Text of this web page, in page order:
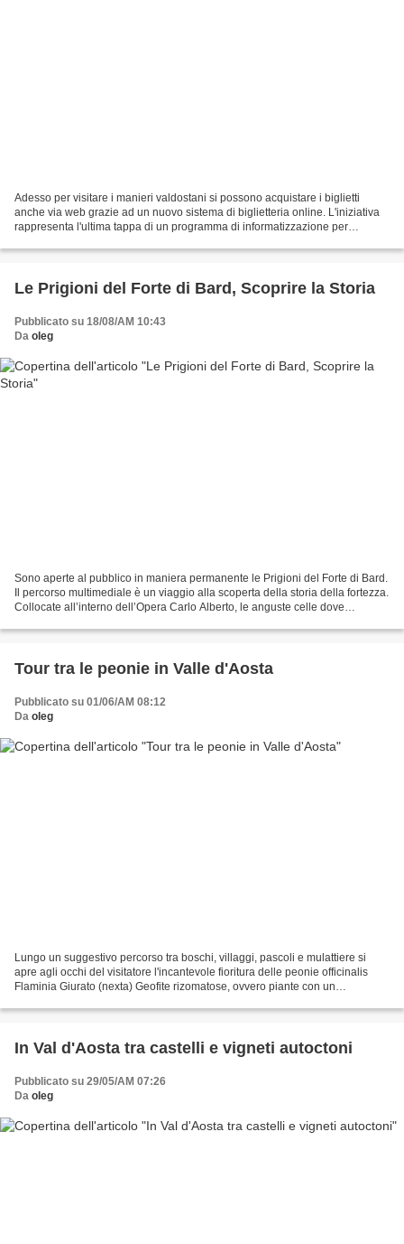
Adesso per visitare i manieri valdostani si possono acquistare i biglietti
anche via web grazie ad un nuovo sistema di biglietteria online. L'iniziativa
rappresenta l'ultima tappa di un programma di informatizzazione per
Le Prigioni del Forte di Bard, Scoprire la Storia
Pubblicato su 18/08/AM 10:43
Da oleg
Sono aperte al pubblico in maniera permanente le Prigioni del Forte di Bard.
Il percorso multimediale è un viaggio alla scoperta della storia della fortezza.
Collocate all’interno dell’Opera Carlo Alberto, le anguste celle dove
Tour tra le peonie in Valle d'Aosta
Pubblicato su 01/06/AM 08:12
Da oleg
Lungo un suggestivo percorso tra boschi, villaggi, pascoli e mulattiere si
apre agli occhi del visitatore l'incantevole fioritura delle peonie officinalis
Flaminia Giurato (nexta) Geofite rizomatose, ovvero piante con un
In Val d'Aosta tra castelli e vigneti autoctoni
Pubblicato su 29/05/AM 07:26
Da oleg